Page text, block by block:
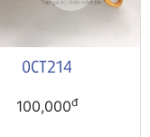
0CT214
100,000đ